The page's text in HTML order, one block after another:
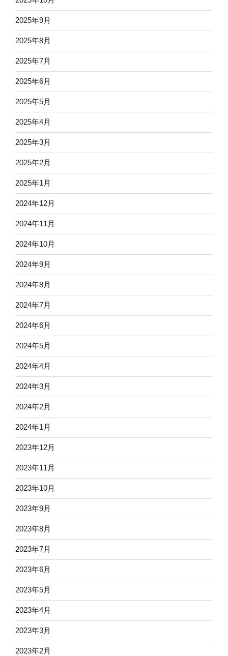
2025年9月
2025年8月
2025年7月
2025年6月
2025年5月
2025年4月
2025年3月
2025年2月
2025年1月
2024年12月
2024年11月
2024年10月
2024年9月
2024年8月
2024年7月
2024年6月
2024年5月
2024年4月
2024年3月
2024年2月
2024年1月
2023年12月
2023年11月
2023年10月
2023年9月
2023年8月
2023年7月
2023年6月
2023年5月
2023年4月
2023年3月
2023年2月